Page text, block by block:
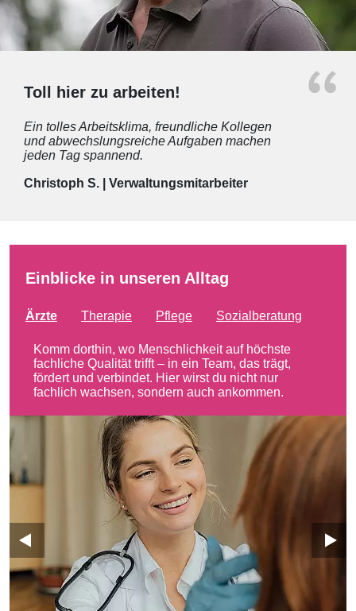
Toll hier zu arbeiten!
Ein tolles Arbeitsklima, freundliche Kollegen
und abwechslungsreiche Aufgaben machen
jeden Tag spannend.
Christoph S. | Verwaltungsmitarbeiter
Einblicke in unseren Alltag
Ärzte Therapie Pflege Sozialberatung
Komm dorthin, wo Menschlichkeit auf höchste
fachliche Qualität trifft – in ein Team, das trägt,
fördert und verbindet. Hier wirst du nicht nur
fachlich wachsen, sondern auch ankommen.